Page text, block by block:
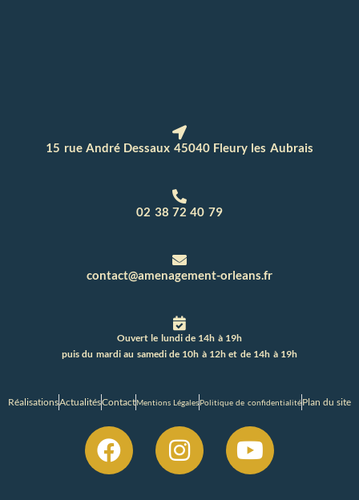
15 rue André Dessaux 45040 Fleury les Aubrais
02 38 72 40 79
contact@amenagement-orleans.fr
Ouvert le lundi de 14h à 19h
puis du mardi au samedi de 10h à 12h et de 14h à 19h
RéalisationsActualitésContactMentions LégalesPolitique de confidentialitéPlan du site